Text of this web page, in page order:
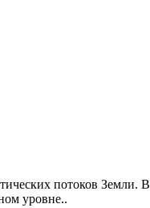
потоков Земли.
уровне..